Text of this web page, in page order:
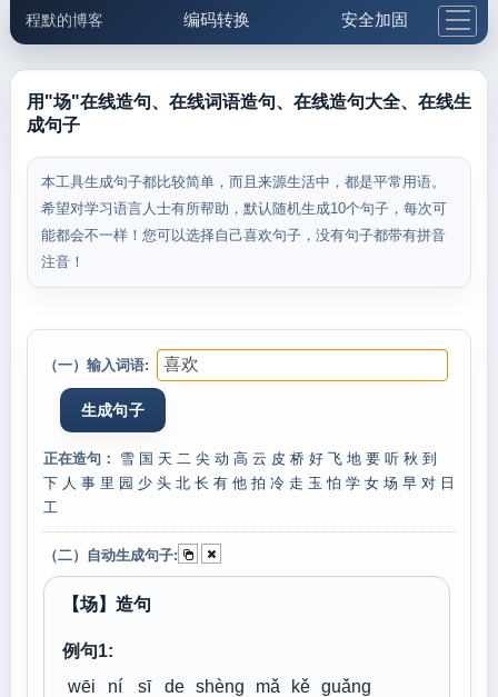
程默的博客 编码转换 安全加固
邮件工具 生活便民 更多工具
用"场"在线造句、在线词语造句、在线造句大全、在线生
成句子
本工具生成句子都比较简单，而且来源生活中，都是平常用语。
希望对学习语言人士有所帮助，默认随机生成10个句子，每次可
能都会不一样！您可以选择自己喜欢句子，没有句子都带有拼音
注音！
（一）输入词语:
正在造句： 雪 国 天 二 尖 动 高 云 皮 桥 好 飞 地 要 听 秋 到
下 人 事 里 园 少 头 北 长 有 他 拍 冷 走 玉 怕 学 女 场 早 对 日
工
（二）自动生成句子:
【场】造句
例句1:
wēi
ní
sī
de shèng
mǎ
kě guǎng